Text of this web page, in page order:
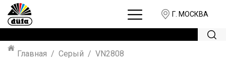
Г. МОСКВА
Главная Серый VN2808